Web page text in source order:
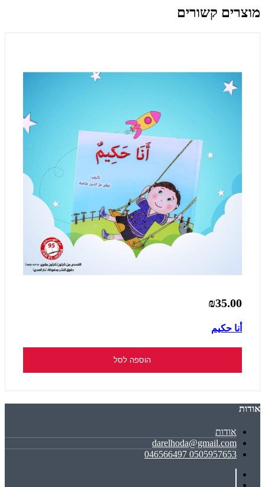
מוצרים קשורים
₪35.00
أنا حكيم
הוספה לסל
אודות
אודות
darelhoda@gmail.com
0505957653 046566497